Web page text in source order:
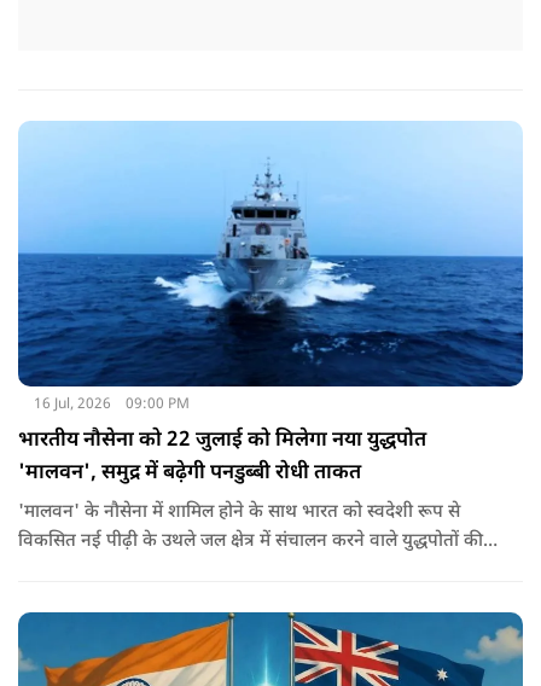
16 Jul, 2026 09:00 PM
भारतीय नौसेना को 22 जुलाई को मिलेगा नया युद्धपोत
'मालवन', समुद्र में बढ़ेगी पनडुब्बी रोधी ताकत
'मालवन' के नौसेना में शामिल होने के साथ भारत को स्वदेशी रूप से
विकसित नई पीढ़ी के उथले जल क्षेत्र में संचालन करने वाले युद्धपोतों की
बड़ा कदम माना जा रहा है.